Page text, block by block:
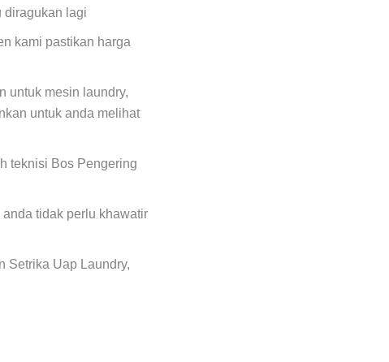
diragukan lagi
kami pastikan harga
untuk mesin laundry,
untuk anda melihat
teknisi Bos Pengering
tidak perlu khawatir
Setrika Uap Laundry,